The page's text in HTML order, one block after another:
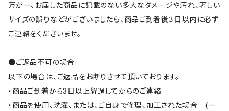
万が一、お届した商品に記載のない多大なダメージや汚れ、著しい
サイズの誤りなどがございましたら、商品ご到着後３日以内に必ず
ご連絡をくださいませ。
●ご返品不可の場合
以下の場合は、ご返品をお断りさせて頂いております。
・商品ご到着から3日以上経過してからのご連絡
・商品を使用、洗濯、または、ご自身で修理、加工された場合 (一